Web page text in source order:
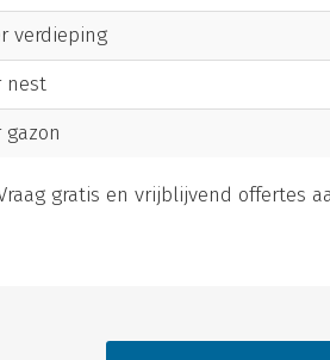
verdieping
nest
gratis en vrijblijvend offertes